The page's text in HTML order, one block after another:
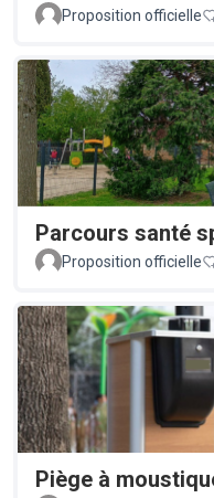
Proposition officielle
Parcours santé
Proposition officielle
Piège à